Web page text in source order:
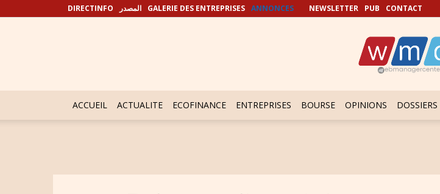
DIRECTINFO المصدر GALERIE DES ENTREPRISES ANNONCES NEWSLETTER PUB CONTACT
ACCUEIL ACTUALITE ECOFINANCE ENTREPRISES BOURSE OPINIONS DOSSIERS